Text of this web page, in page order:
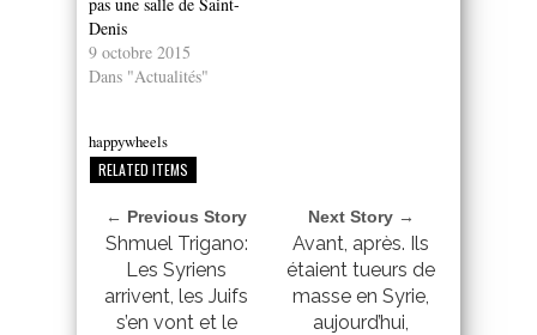
Denis
9 octobre 2015
Dans "Actualités"
happywheels
RELATED ITEMS
← Previous Story
Shmuel Trigano:
Les Syriens
arrivent, les Juifs
s’en vont et le
Next Story →
Avant, après. Ils
étaient tueurs de
masse en Syrie,
aujourd’hui,